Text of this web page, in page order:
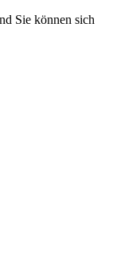
Sie können sich